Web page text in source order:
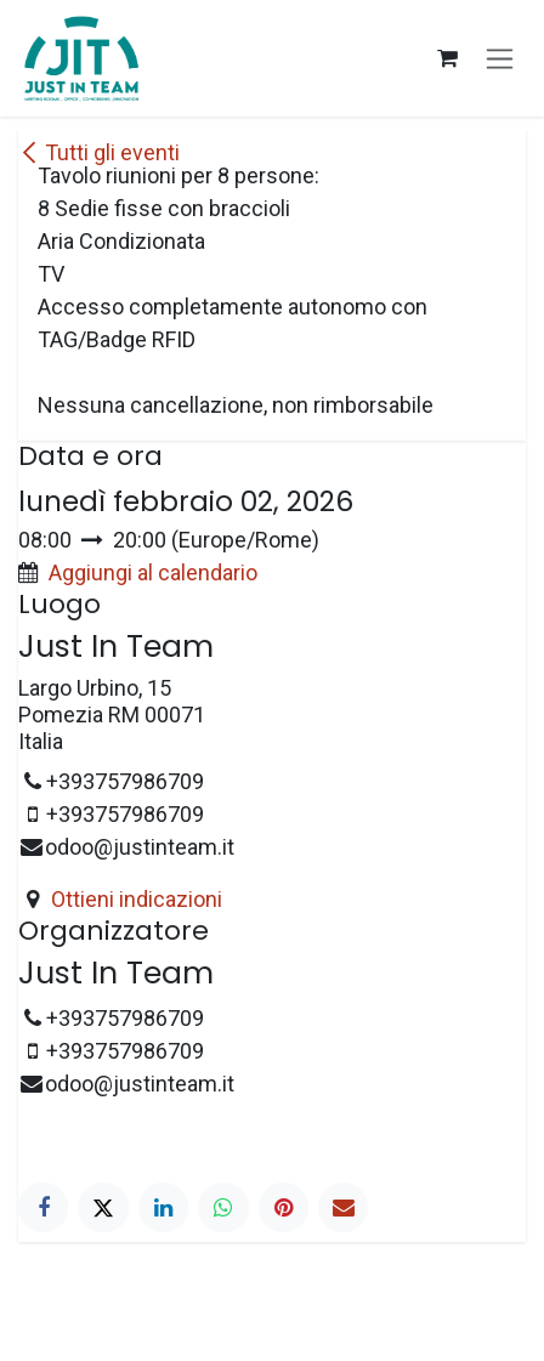
Passa al contenuto
Tutti gli eventi
Tavolo riunioni per 8 persone:
8 Sedie fisse con braccioli
Aria Condizionata
TV
Accesso completamente autonomo con
TAG/Badge RFID
Nessuna cancellazione, non rimborsabile
Data e ora
lunedì febbraio 02, 2026
08:00 20:00 (Europe/Rome)
Aggiungi al calendario
Luogo
Just In Team
Largo Urbino, 15
Pomezia RM 00071
Italia
+393757986709
+393757986709
odoo@justinteam.it
Ottieni indicazioni
Organizzatore
Just In Team
+393757986709
+393757986709
odoo@justinteam.it